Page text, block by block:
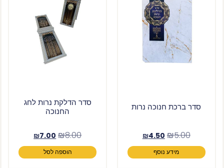
סדר ברכת חנוכה נרות
₪5.00
₪4.50
מידע נוסף
סדר הדלקת נרות לחג
החנוכה
₪8.00
₪7.00
הוספה לסל